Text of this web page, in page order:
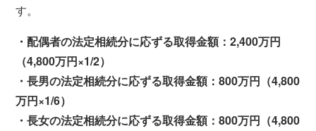
す。
・配偶者の法定相続分に応ずる取得金額：2,400万円
（4,800万円×1/2）
・長男の法定相続分に応ずる取得金額：800万円（4,800
万円×1/6）
・長女の法定相続分に応ずる取得金額：800万円（4,800